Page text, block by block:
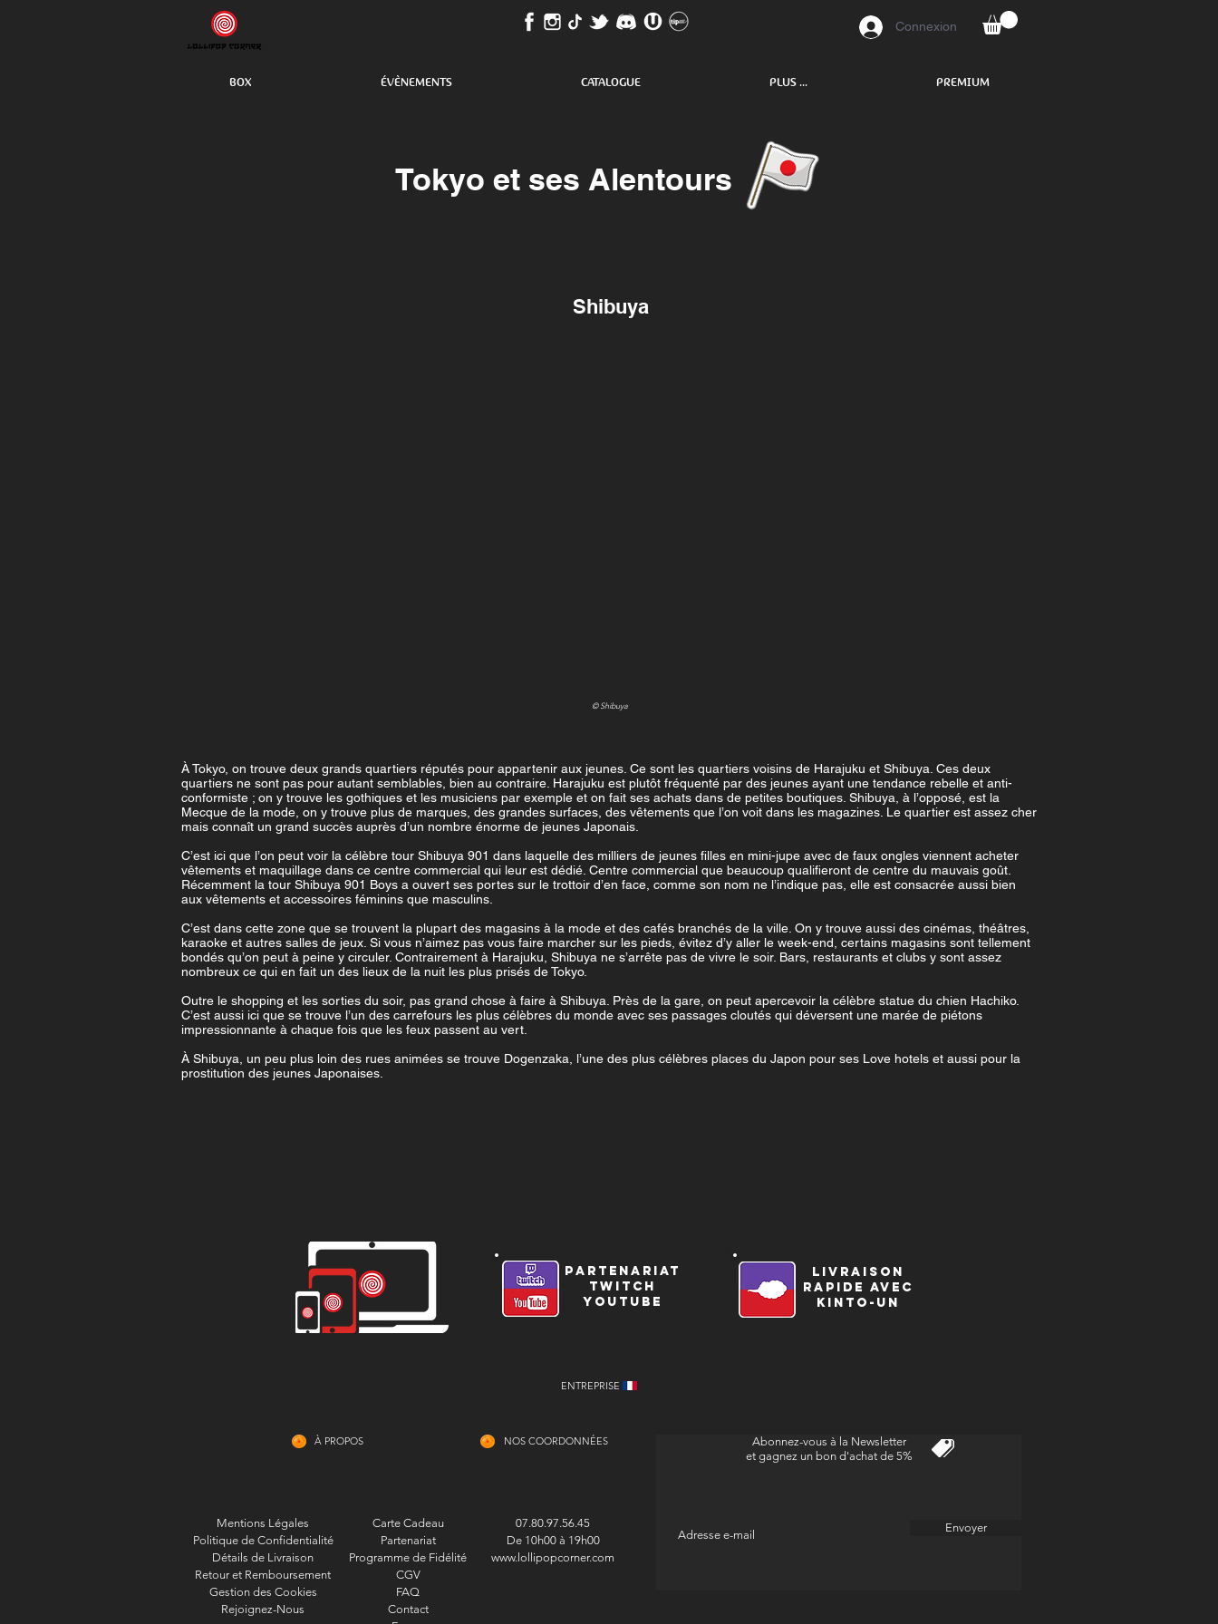
BOX ÉVÈNEMENTS CATALOGUE PLUS ... PREMIUM
Connexion
Tokyo et ses Alentours
Shibuya
© Shibuya
À Tokyo, on trouve deux grands quartiers réputés pour appartenir aux jeunes. Ce sont les quartiers voisins de Harajuku et Shibuya. Ces deux
quartiers ne sont pas pour autant semblables, bien au contraire. Harajuku est plutôt fréquenté par des jeunes ayant une tendance rebelle et anti-
conformiste ; on y trouve les gothiques et les musiciens par exemple et on fait ses achats dans de petites boutiques. Shibuya, à l’opposé, est la
Mecque de la mode, on y trouve plus de marques, des grandes surfaces, des vêtements que l’on voit dans les magazines. Le quartier est assez cher
mais connaît un grand succès auprès d’un nombre énorme de jeunes Japonais.
C’est ici que l’on peut voir la célèbre tour Shibuya 901 dans laquelle des milliers de jeunes filles en mini-jupe avec de faux ongles viennent acheter
vêtements et maquillage dans ce centre commercial qui leur est dédié. Centre commercial que beaucoup qualifieront de centre du mauvais goût.
Récemment la tour Shibuya 901 Boys a ouvert ses portes sur le trottoir d’en face, comme son nom ne l’indique pas, elle est consacrée aussi bien
aux vêtements et accessoires féminins que masculins.
C’est dans cette zone que se trouvent la plupart des magasins à la mode et des cafés branchés de la ville. On y trouve aussi des cinémas, théâtres,
karaoke et autres salles de jeux. Si vous n’aimez pas vous faire marcher sur les pieds, évitez d’y aller le week-end, certains magasins sont tellement
bondés qu’on peut à peine y circuler. Contrairement à Harajuku, Shibuya ne s’arrête pas de vivre le soir. Bars, restaurants et clubs y sont assez
nombreux ce qui en fait un des lieux de la nuit les plus prisés de Tokyo.
Outre le shopping et les sorties du soir, pas grand chose à faire à Shibuya. Près de la gare, on peut apercevoir la célèbre statue du chien Hachiko.
C’est aussi ici que se trouve l’un des carrefours les plus célèbres du monde avec ses passages cloutés qui déversent une marée de piétons
impressionnante à chaque fois que les feux passent au vert.
À Shibuya, un peu plus loin des rues animées se trouve Dogenzaka, l’une des plus célèbres places du Japon pour ses Love hotels et aussi pour la
prostitution des jeunes Japonaises.
partenariat
twitch
youtube
livraison
Rapide avec
kinto-un
ENTREPRISE
À PROPOS NOS COORDONNÉES
Mentions Légales
Politique de Confidentialité
Détails de Livraison
Retour et Remboursement
Gestion des Cookies
Rejoignez-Nous
Carte Cadeau
Partenariat
Programme de Fidélité
CGV
FAQ
Contact
07.80.97.56.45
De 10h00 à 19h00
www.lollipopcorner.com
Abonnez-vous à la Newsletter
et gagnez un bon d'achat de 5%
Envoyer